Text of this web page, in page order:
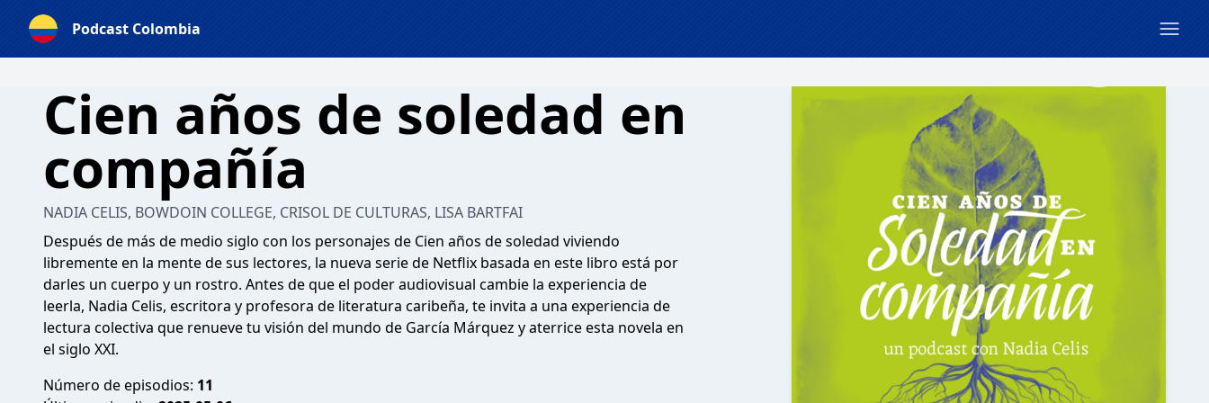
Podcast Colombia
Cien años de soledad en
compañía
NADIA CELIS, BOWDOIN COLLEGE, CRISOL DE CULTURAS, LISA BARTFAI
Después de más de medio siglo con los personajes de Cien años de soledad viviendo
libremente en la mente de sus lectores, la nueva serie de Netflix basada en este libro está por
darles un cuerpo y un rostro. Antes de que el poder audiovisual cambie la experiencia de
leerla, Nadia Celis, escritora y profesora de literatura caribeña, te invita a una experiencia de
lectura colectiva que renueve tu visión del mundo de García Márquez y aterrice esta novela en
el siglo XXI.
Número de episodios: 11